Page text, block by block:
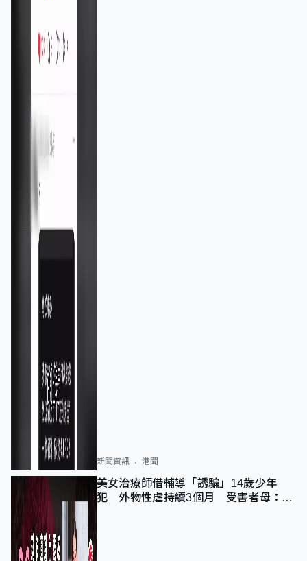
新聞資訊 港聞
美女治療師借輔導「誘騙」14歲少年
犯 外物性虐持續3個月 受害者母：要